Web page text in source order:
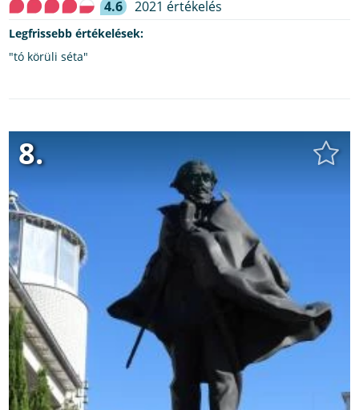
4.6 2021 értékelés
Legfrissebb értékelések:
"tó körüli séta"
8.